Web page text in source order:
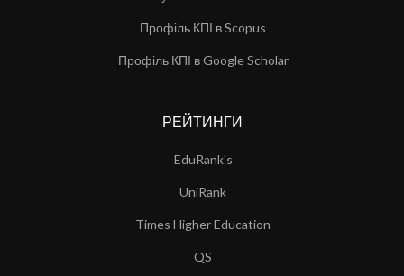
Профіль КПІ в Scopus
Профіль КПІ в Google Scholar
РЕЙТИНГИ
EduRank's
UniRank
Times Higher Education
QS